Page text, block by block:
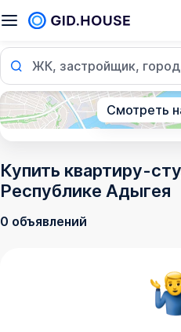
ЖК, застройщик,
Смотреть
Купить квартиру-
Республике Адыгея
0 объявлений